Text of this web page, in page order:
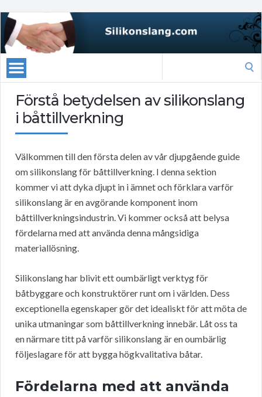
Förstå betydelsen av silikonslang
i båttillverkning
Välkommen till den första delen av vår djupgående guide
om silikonslang för båttillverkning. I denna sektion
kommer vi att dyka djupt in i ämnet och förklara varför
silikonslang är en avgörande komponent inom
båttillverkningsindustrin. Vi kommer också att belysa
fördelarna med att använda denna mångsidiga
materiallösning.
Silikonslang har blivit ett oumbärligt verktyg för
båtbyggare och konstruktörer runt om i världen. Dess
exceptionella egenskaper gör det idealiskt för att möta de
unika utmaningar som båttillverkning innebär. Låt oss ta
en närmare titt på varför silikonslang är en oumbärlig
följeslagare för att bygga högkvalitativa båtar.
Fördelarna med att använda